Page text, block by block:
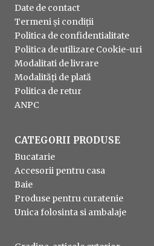
Date de contact
Termeni și condiții
Politica de confidentialitate
Politica de utilizare Cookie-uri
Modalitati de livrare
Modalități de plată
Politica de retur
ANPC
CATEGORII PRODUSE
Bucatarie
Accesorii pentru casa
Baie
Produse pentru curatenie
Unica folosinta si ambalaje